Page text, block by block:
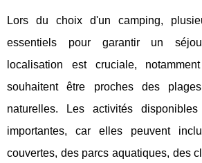
Lors du choix d'un camping,
essentiels pour garantir un
localisation est cruciale,
souhaitent être proches des
naturelles. Les activités
importantes, car elles peuvent
couvertes, des parcs aquatiques, des